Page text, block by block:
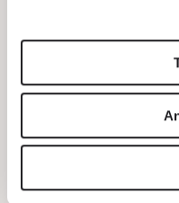
Du kan ändra eller dra
helst från cookie-
Vi använder
för sociala medier och
vidarebefordrar även
information från din
annons- och